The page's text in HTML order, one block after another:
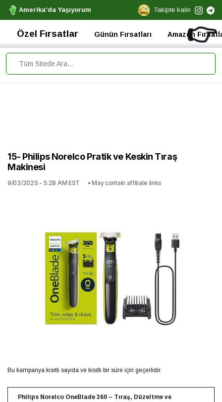
Amerika'da Yaşıyorum Takipte kalın
👉
Özel Fırsatlar Günün Fırsatları Amazon
15- Philips Norelco Pratik ve Keskin Tıraş
Makinesi
9/03/2025 - 5:28 AM EST • May contain affiliate links
Bu kampanya kısıtlı sayıda ve kısıtlı bir süre için geçerlidir.
Philips Norelco OneBlade 360 – Tıraş, Düzeltme ve